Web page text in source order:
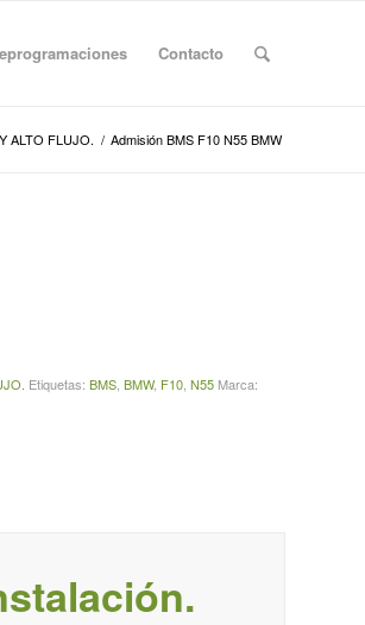
Contacto
ALTO FLUJO. / Admisión BMS F10 N55 BMW
Etiquetas:BMS ,BMW, F10 ,N55 Marca: